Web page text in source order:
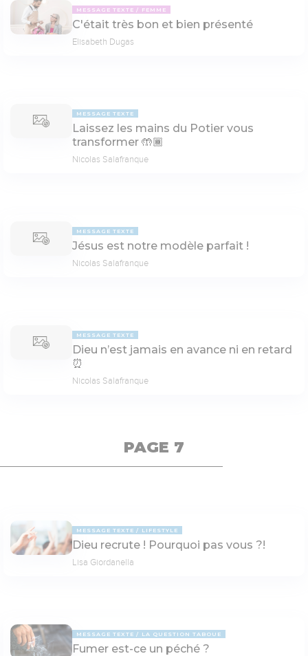
MESSAGE TEXTE FEMME
C'était très bon et bien présenté
Elisabeth Dugas
MESSAGE TEXTE
Laissez les mains du Potier vous
transformer 🤲🏾
Nicolas Salafranque
MESSAGE TEXTE
Jésus est notre modèle parfait !
Nicolas Salafranque
MESSAGE TEXTE
Dieu n’est jamais en avance ni en retard
⏰
Nicolas Salafranque
PAGE 7
MESSAGE TEXTE LIFESTYLE
Dieu recrute ! Pourquoi pas vous ?!
Lisa Giordanella
MESSAGE TEXTE LA QUESTION TABOUE
Fumer est-ce un péché ?